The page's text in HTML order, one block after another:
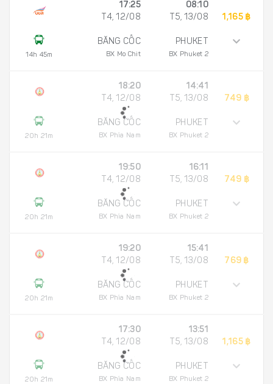
14h 45m
17:25
T4, 12/08
BĂNG CỐC
BX Mo Chit
08:10
T5, 13/08
PHUKET
BX Phuket 2
1,165 ฿
20h 21m
18:20
T4, 12/08
BĂNG CỐC
BX Phía Nam
14:41
T5, 13/08
PHUKET
BX Phuket 2
749 ฿
20h 21m
19:50
T4, 12/08
BĂNG CỐC
BX Phía Nam
16:11
T5, 13/08
PHUKET
BX Phuket 2
749 ฿
20h 21m
19:20
T4, 12/08
BĂNG CỐC
BX Phía Nam
15:41
T5, 13/08
PHUKET
BX Phuket 2
769 ฿
20h 21m
17:30
T4, 12/08
BĂNG CỐC
BX Phía Nam
13:51
T5, 13/08
PHUKET
BX Phuket 2
1,165 ฿